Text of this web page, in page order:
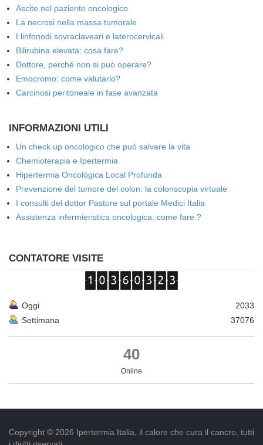
Ascite nel paziente oncologico
La necrosi nella massa tumorale
I linfonodi sovraclaveari e laterocervicali
Bilirubina elevata: cosa fare?
Dottore, perché non si può operare?
Emocromo: come valutarlo?
Carcinosi peritoneale in fase avanzata
INFORMAZIONI UTILI
Un check up oncologico che può salvare la vita
Chemioterapia e Ipertermia
Hipertermia Oncológica Local Profunda
Prevenzione del tumore del colon: la colonscopia virtuale
I consulti del dottor Pastore sul portale Medici Italia
Assistenza infermieristica oncologica: come fare ?
CONTATORE VISITE
Oggi
2033
Settimana
37076
40
Online
Copyright © 2026 Ipertermia Italia, il calore che cura il cancro, tutti